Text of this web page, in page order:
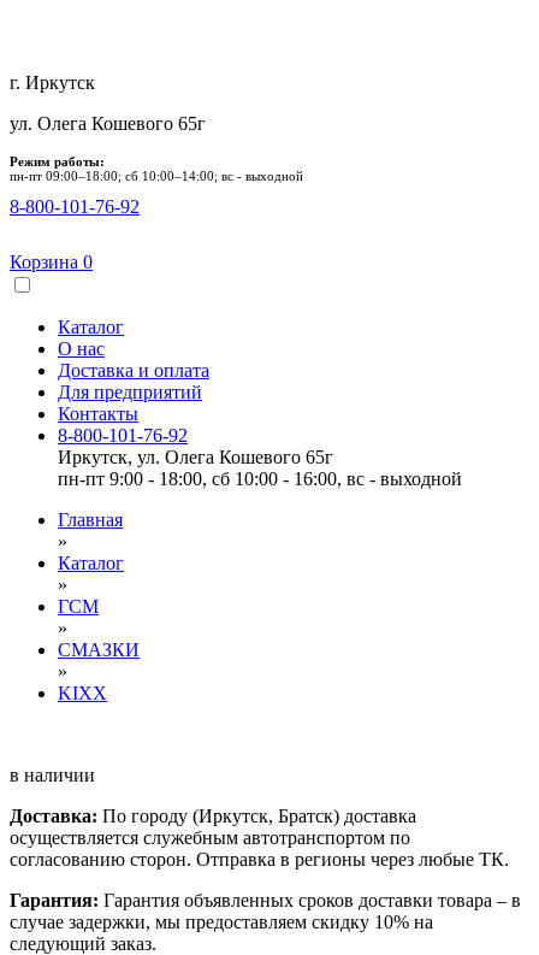
г. Иркутск
ул. Олега Кошевого 65г
Режим работы:
пн-пт 09:00–18:00; сб 10:00–14:00; вс - выходной
8-800-101-76-92
Корзина 0
Каталог
О нас
Доставка и оплата
Для предприятий
Контакты
8-800-101-76-92
Иркутск, ул. Олега Кошевого 65г
пн-пт 9:00 - 18:00, сб 10:00 - 16:00, вс - выходной
Главная
»
Каталог
»
ГСМ
»
СМАЗКИ
»
KIXX
в наличии
Доставка: По городу (Иркутск, Братск) доставка
осуществляется служебным автотранспортом по
согласованию сторон. Отправка в регионы через любые ТК.
Гарантия: Гарантия объявленных сроков доставки товара – в
случае задержки, мы предоставляем скидку 10% на
следующий заказ.